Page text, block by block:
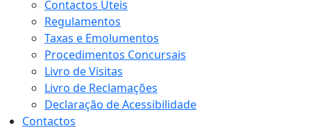
Contactos Úteis
Regulamentos
Taxas e Emolumentos
Procedimentos Concursais
Livro de Visitas
Livro de Reclamações
Declaração de Acessibilidade
Contactos